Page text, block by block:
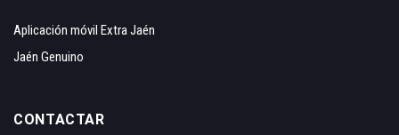
Aplicación móvil Extra Jaén
Jaén Genuino
CONTACTAR